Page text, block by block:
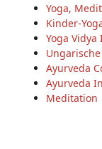
Yoga,
Kinder-
Yoga
Ayurveda
Ayurveda
Meditation